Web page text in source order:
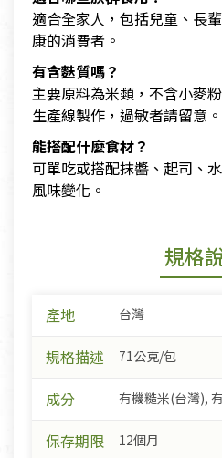
適合全家人，包括兒童、長
康的消費者。
有含麩質嗎？
主要原料為米類，不含小麥
生產線製作，過敏者請留意。
能搭配什麼食材？
可單吃或搭配抹醬、起司、
風味變化。
規格
產地 台灣
規格描述 71公克/包
成分 有機糙米(台灣),
保存期限 12個月